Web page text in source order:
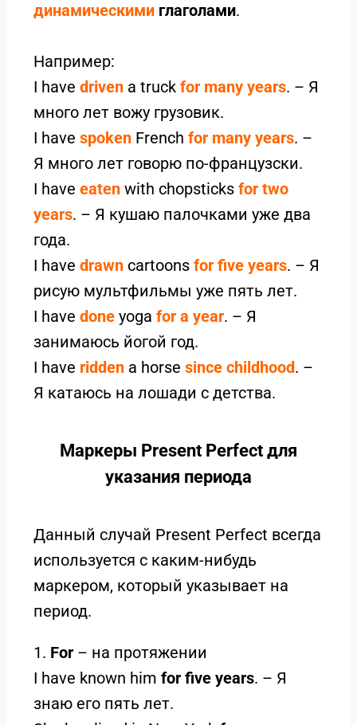
динамическими глаголами.
Например:
I have driven a truck for many years. – Я
много лет вожу грузовик.
I have spoken French for many years. –
Я много лет говорю по-французски.
I have eaten with chopsticks for two
years. – Я кушаю палочками уже два
года.
I have drawn cartoons for five years. – Я
рисую мультфильмы уже пять лет.
I have done yoga for a year. – Я
занимаюсь йогой год.
I have ridden a horse since childhood. –
Я катаюсь на лошади с детства.
Маркеры Present Perfect для
указания периода
Данный случай Present Perfect всегда
используется с каким-нибудь
маркером, который указывает на
период.
1. For – на протяжении
I have known him for five years. – Я
знаю его пять лет.